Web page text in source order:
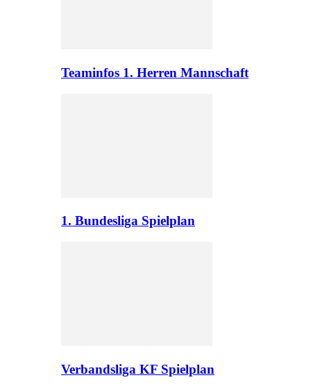
Teaminfos 1. Herren Mannschaft
1. Bundesliga Spielplan
Verbandsliga KF Spielplan